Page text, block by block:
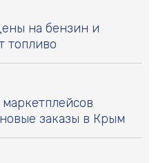
на бензин и
топливо
заказы в Крым